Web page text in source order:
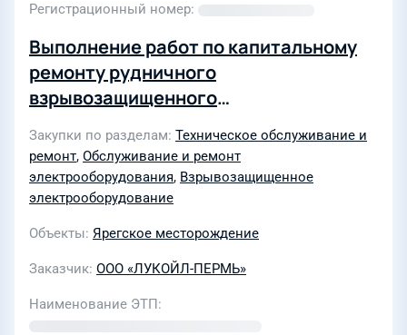
Регистрационный номер
Выполнение работ по капитальному
ремонту рудничного
взрывозащищенного
электрооборудования на объектах
НШПП «Яреганефть» ООО «ЛУКОЙЛ-
ПЕРМЬ» в 2026-2027 годах (2 лота)
Закупки по разделам Техническое обслуживание и
ремонт, Обслуживание и ремонт
электрооборудования, Взрывозащищенное
электрооборудование
Объекты Ярегское месторождение
Заказчик ООО «ЛУКОЙЛ-ПЕРМЬ»
Наименование ЭТП